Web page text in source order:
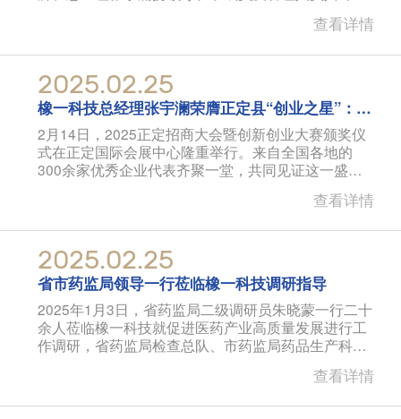
查看详情
2025.02.25
橡一科技总经理张宇澜荣膺正定县“创业之星”：以
创新引领医药包材行业未来
2月14日，2025正定招商大会暨创新创业大赛颁奖仪
式在正定国际会展中心隆重举行。来自全国各地的
300余家优秀企业代表齐聚一堂，共同见证这一盛
查看详情
2025.02.25
省市药监局领导一行莅临橡一科技调研指导
2025年1月3日，省药监局二级调研员朱晓蒙一行二十
余人莅临橡一科技就促进医药产业高质量发展进行工
作调研，省药监局检查总队、市药监局药品生产科相
查看详情